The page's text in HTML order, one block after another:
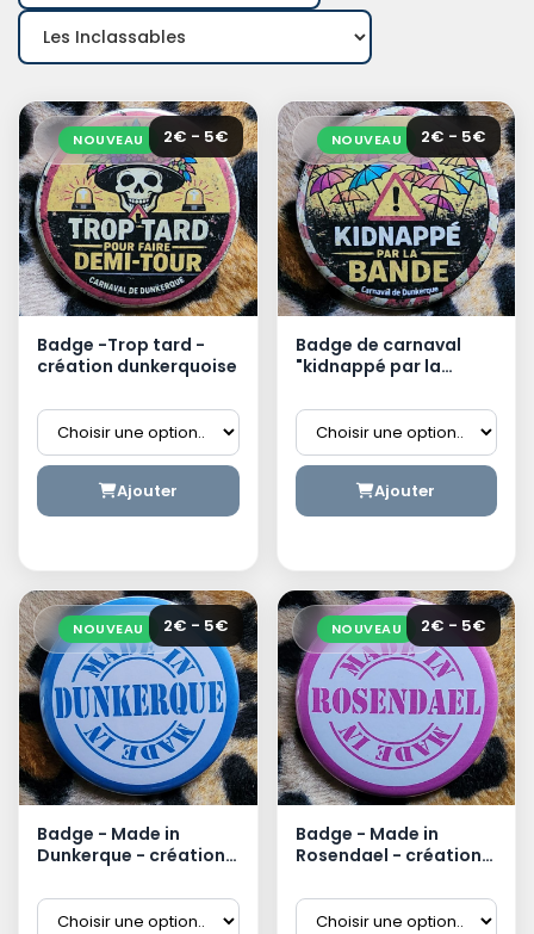
NOUVEAU 2€ - 5€
Badge -Trop tard -
création dunkerquoise
Ajouter
NOUVEAU 2€ - 5€
Badge de carnaval
"kidnappé par la
dunkerquoise
Ajouter
NOUVEAU 2€ - 5€
Badge - Made in
Dunkerque - création
NOUVEAU 2€ - 5€
Badge - Made in
Rosendael - création